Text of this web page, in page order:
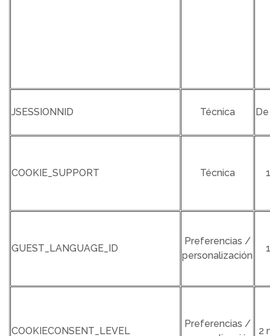
JSESSIONNID Técnica
COOKIE_SUPPORT Técnica
GUEST_LANGUAGE_ID
Preferencias /
personalización
COOKIECONSENT_LEVEL
Preferencias /
2